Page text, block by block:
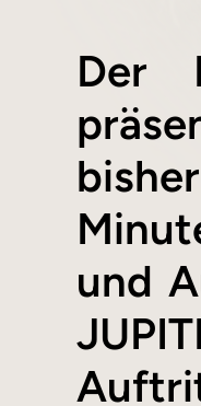
Der
und